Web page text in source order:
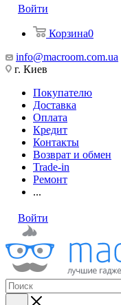
Войти
Корзина0
info@macroom.com.ua
г. Киев
Покупателю
Доставка
Оплата
Кредит
Контакты
Возврат и обмен
Trade-in
Ремонт
...
Войти